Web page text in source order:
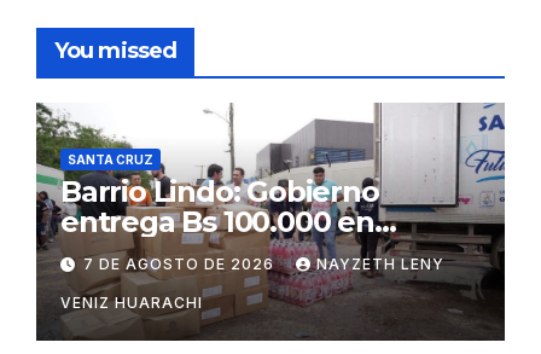
You missed
SANTA CRUZ
Barrio Lindo: Gobierno
entrega Bs 100.000 en
insumos para afectados
7 DE AGOSTO DE 2026 NAYZETH LENY
VENIZ HUARACHI